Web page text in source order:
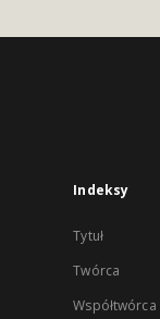
Indeksy
Tytuł
Twórca
Współtwórca